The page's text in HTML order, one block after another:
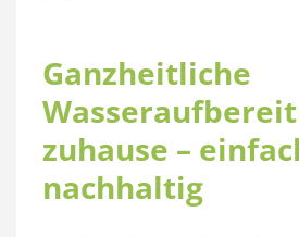
Ganzheitliche
zuhause –
nachhaltig